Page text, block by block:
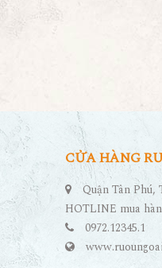
CỬA HÀNG
Quận Tân
HOTLINE mua
0972.12345.1